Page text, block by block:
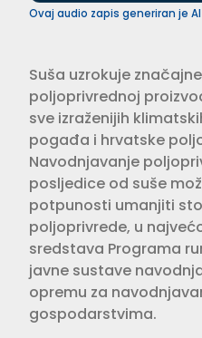
Ovaj audio zapis generiran je
Suša uzrokuje
poljoprivrednoj
sve izraženijih
pogađa i hrvatske
Navodnjavanje
posljedice od suše
potpunosti umanjiti
poljoprivrede, u
sredstava Programa
javne sustave
opremu za
gospodarstvima.